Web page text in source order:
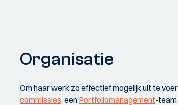
Organisatie
Om haar werk zo effectief mogelijk uit te
commissies, een Portfoliomanagement-team